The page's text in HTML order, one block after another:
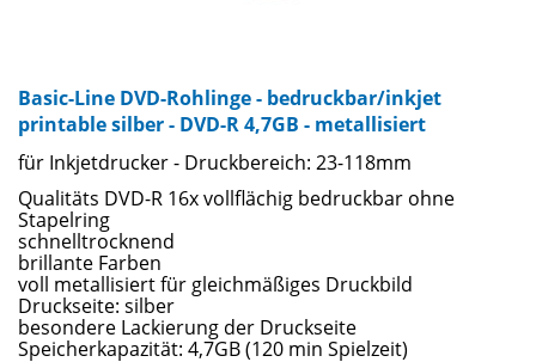
Basic-Line DVD-Rohlinge - bedruckbar/inkjet
printable silber - DVD-R 4,7GB - metallisiert
für Inkjetdrucker - Druckbereich: 23-118mm
Qualitäts DVD-R 16x vollflächig bedruckbar ohne
Stapelring
schnelltrocknend
brillante Farben
voll metallisiert für gleichmäßiges Druckbild
Druckseite: silber
besondere Lackierung der Druckseite
Speicherkapazität: 4,7GB (120 min Spielzeit)